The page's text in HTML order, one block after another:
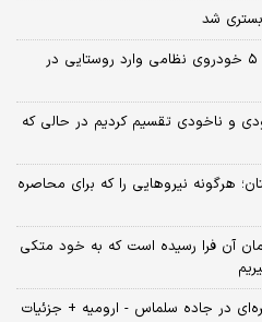
شد
حمله جدید اسرائیل به خاک سوریه/ ۵ خودروی نظامی وارد روستایی در
و ناخودی تقسیم کردیم در حالی که
هرگونه نیروهایی را که برای محاصره
آن فرا رسیده است که به خود متکی